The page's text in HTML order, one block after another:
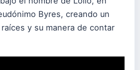
Byres, creando un
y su manera de contar